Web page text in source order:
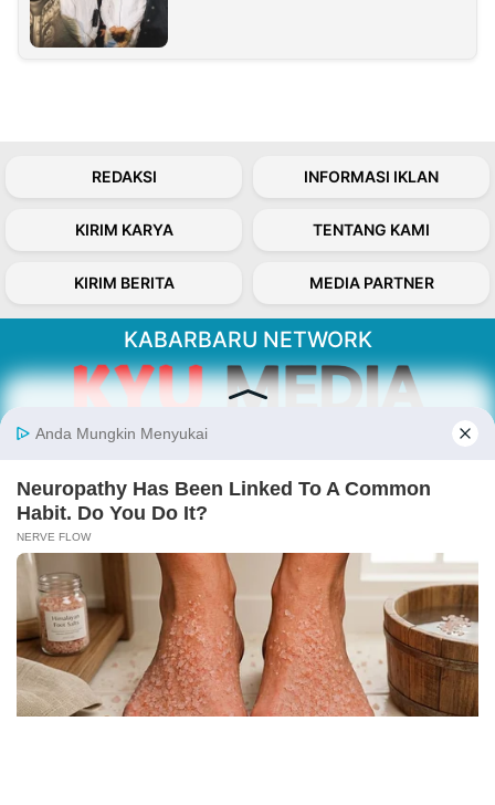
REDAKSI INFORMASI IKLAN
KIRIM KARYA TENTANG KAMI
KIRIM BERITA MEDIA PARTNER
KABARBARU NETWORK
Kabarbaru.co menyajikan berita aktual dan
Follow Kabarbaru